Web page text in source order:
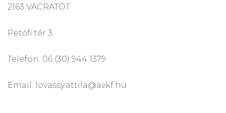
2163 VÁCRÁTÓT
Petőfi tér 3.
Telefon: 06 (30) 944 1379
Email: lovassy.attila@avkf.hu